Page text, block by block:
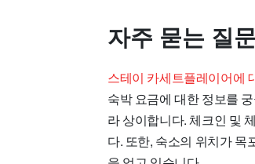
자주 묻는 질문
스테이 카세트플레이어에
숙박 요금에 대한 정보를
라 상이합니다. 체크인 및
다. 또한, 숙소의 위치가 목